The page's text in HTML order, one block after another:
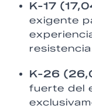
K-17
exigente
K-26
fuerte del